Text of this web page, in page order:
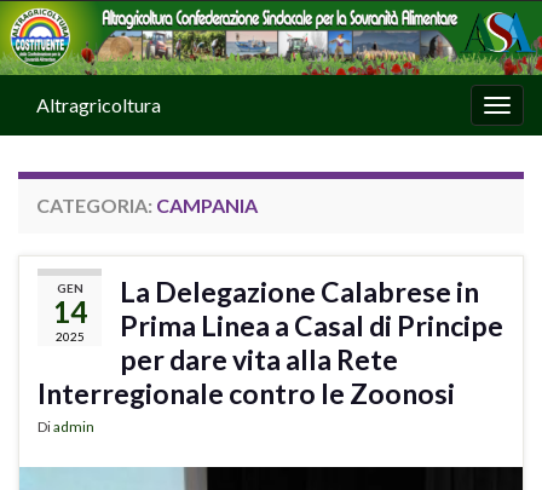
Altragricoltura
CATEGORIA: CAMPANIA
GEN
14
2025
La Delegazione Calabrese in
Prima Linea a Casal di Principe
per dare vita alla Rete
Interregionale contro le Zoonosi
Diadmin